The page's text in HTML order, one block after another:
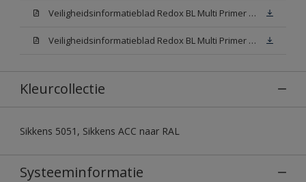
Veiligheidsinformatieblad Redox BL Multi Primer W05 (MSDS)
Veiligheidsinformatieblad Redox BL Multi Primer N00 (MSDS)
Kleurcollectie
Sikkens 5051, Sikkens ACC naar RAL
Systeeminformatie